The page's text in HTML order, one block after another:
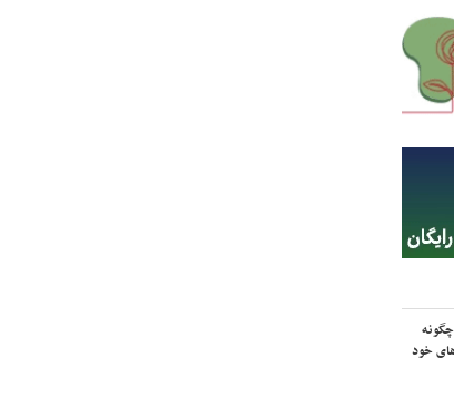
خود